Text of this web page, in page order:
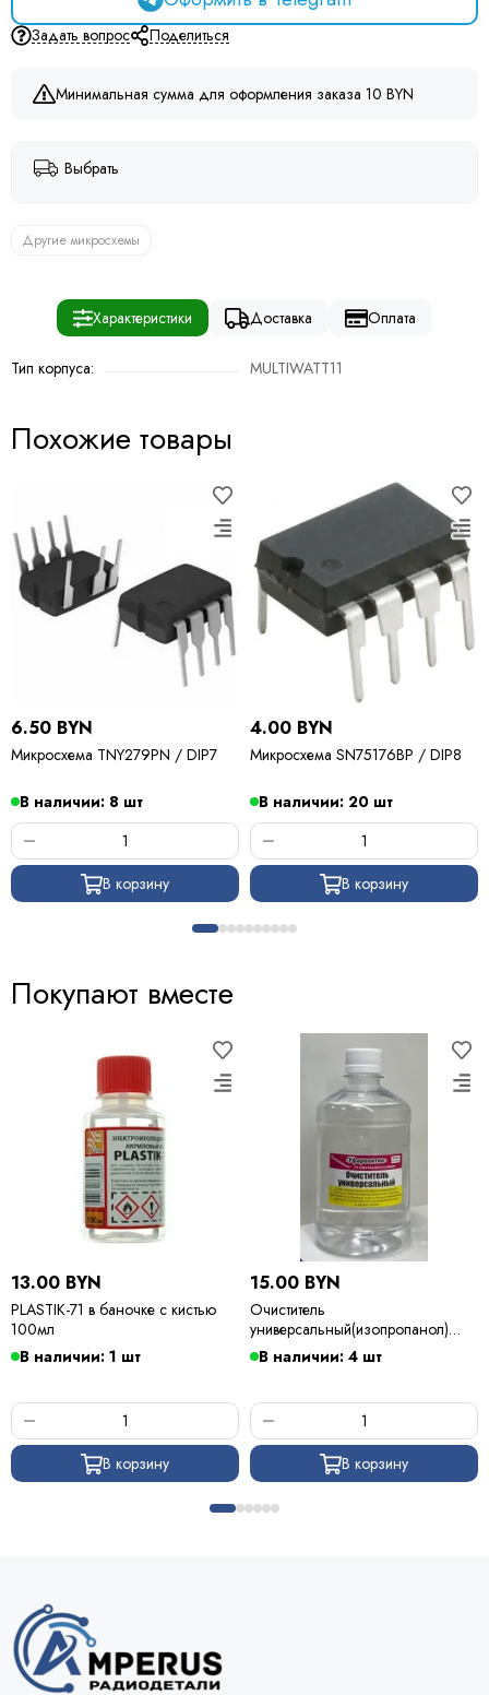
Задать вопрос Поделиться
Минимальная сумма для оформления заказа 10 BYN
Выбрать
Другие микросхемы
Характеристики Доставка Оплата
Тип корпуса: MULTIWATT11
Похожие товары
6.50 BYN
Микросхема TNY279PN / DIP7
В наличии: 8 шт
В корзину
4.00 BYN
Микросхема SN75176BP / DIP8
В наличии: 20 шт
В корзину
Покупают вместе
13.00 BYN
PLASTIK-71 в баночке с кистью
100мл
В наличии: 1 шт
В корзину
15.00 BYN
Очиститель
универсальный(изопропанол)
500мл
В наличии: 4 шт
В корзину